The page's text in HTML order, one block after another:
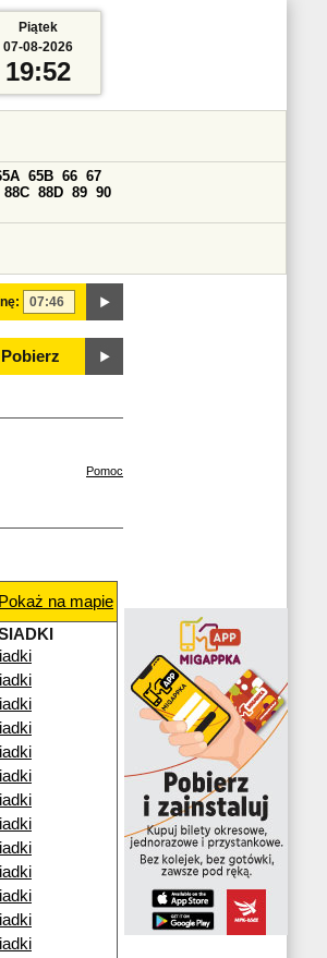
65B 66 67
88C 88D 89 90
Pobierz
Piątek
07-08-2026
19:52
Pomoc
Pokaż na mapie